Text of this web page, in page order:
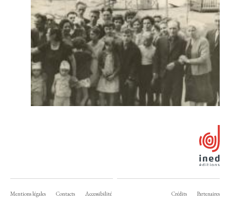
Mentions légales Contacts Accessibilité Crédits Partenaires